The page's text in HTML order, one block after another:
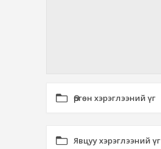
Өргөн хэрэглээний үг
Явцуу хэрэглээний үг